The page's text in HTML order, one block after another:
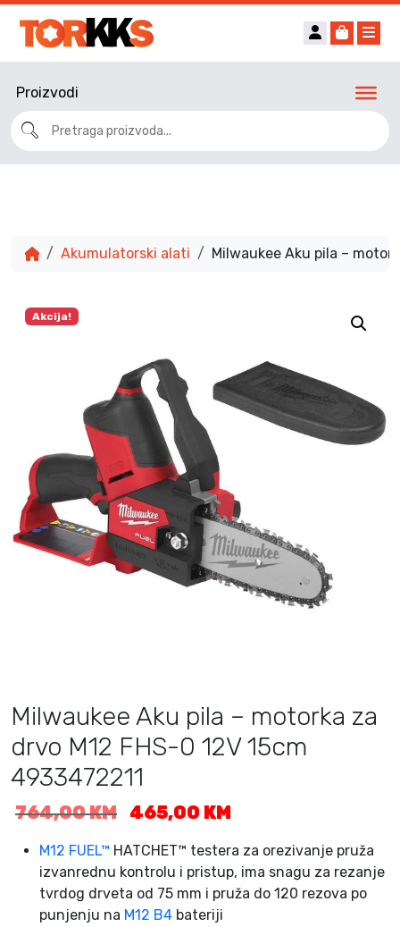
Account
Cart
Proizvodi
Akumulatorski alati Milwaukee Aku pila –
Akcija!
Milwaukee Aku pila – motorka za
drvo M12 FHS-0 12V 15cm
4933472211
764,00KM
v
o
r
n
465,00 KM
e
n
u
M12 FUEL™ HATCHET™ testera za orezivanje pruža
izvanrednu kontrolu i pristup, ima snagu za rezanje
tvrdog drveta od 75 mm i pruža do 120 rezova po
punjenju na M12 B4 bateriji